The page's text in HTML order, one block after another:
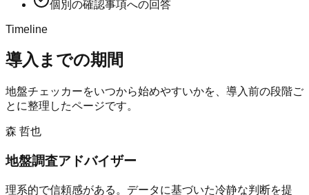
個別の確認事項への回答
Timeline
導入までの期間
地盤チェッカーをいつから始めやすいかを、導入前の段階ご
とに整理したページです。
森 哲也
地盤調査アドバイザー
理系的で信頼感がある。データに基づいた冷静な判断を提